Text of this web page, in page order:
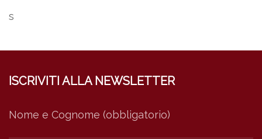
s
ISCRIVITI ALLA NEWSLETTER
Nome e Cognome (obbligatorio)